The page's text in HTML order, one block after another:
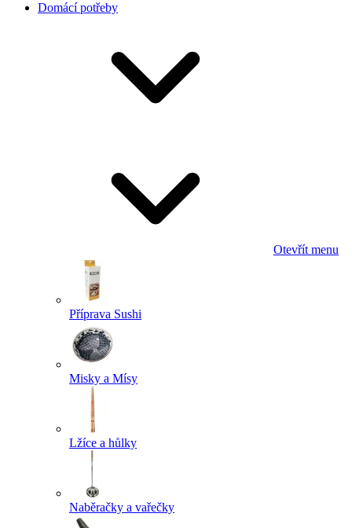
Domácí potřeby
Otevřít menu
Příprava Sushi
Misky a Mísy
Lžíce a hůlky
Naběračky a vařečky